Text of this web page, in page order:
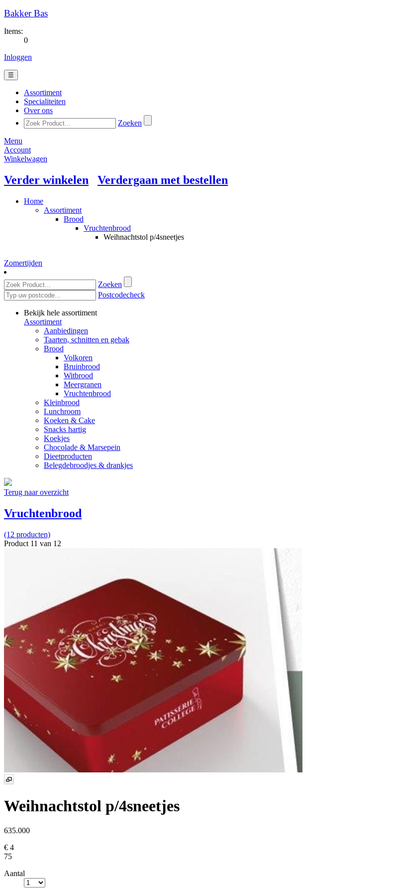
Bakker Bas
Items:
0
Inloggen
☰
Assortiment
Specialiteiten
Over ons
Zoeken
Menu
Account
Winkelwagen
Verder winkelen Verdergaan met bestellen
Home
Assortiment
Brood
Vruchtenbrood
Weihnachtstol p/4sneetjes
Zomertijden
Zoeken
Postcodecheck
Bekijk hele assortiment
Assortiment
Aanbiedingen
Taarten, schnitten en gebak
Brood
Volkoren
Bruinbrood
Witbrood
Meergranen
Vruchtenbrood
Kleinbrood
Lunchroom
Koeken & Cake
Snacks hartig
Koekjes
Chocolade & Marsepein
Dieetproducten
Belegdebroodjes & drankjes
Terug naar overzicht
Vruchtenbrood
(12 producten)
Product 11 van 12
Weihnachtstol p/4sneetjes
635.000
€ 4
75
Aantal